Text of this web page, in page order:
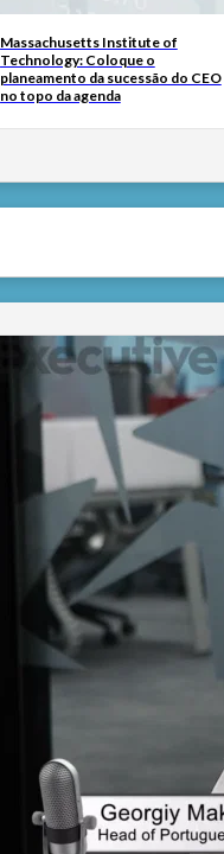
Massachusetts Institute of
Technology: Coloque o
planeamento da sucessão do CEO
no topo da agenda